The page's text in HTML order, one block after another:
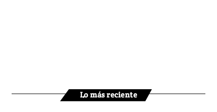
Lo más reciente